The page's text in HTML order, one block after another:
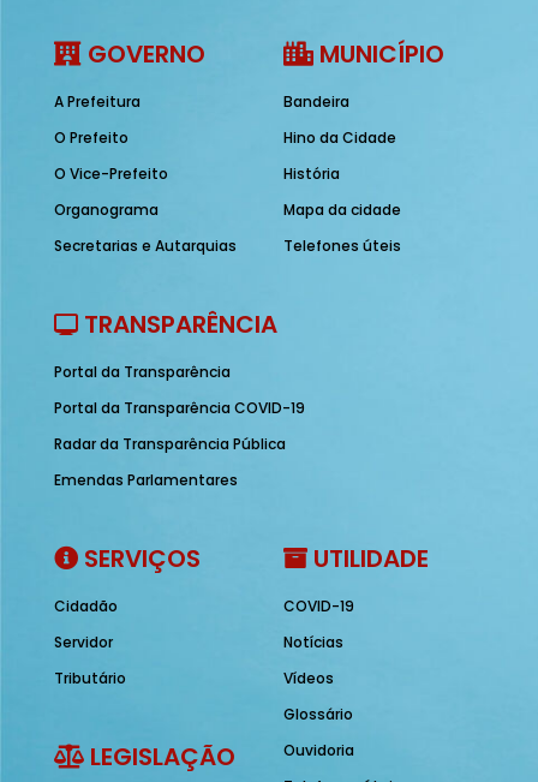
GOVERNO
A Prefeitura
O Prefeito
O Vice-Prefeito
Organograma
Secretarias e Autarquias
MUNICÍPIO
Bandeira
Hino da Cidade
História
Mapa da cidade
Telefones úteis
TRANSPARÊNCIA
Portal da Transparência
Portal da Transparência COVID-19
Radar da Transparência Pública
Emendas Parlamentares
SERVIÇOS
Cidadão
Servidor
Tributário
LEGISLAÇÃO
UTILIDADE
COVID-19
Notícias
Vídeos
Glossário
Ouvidoria